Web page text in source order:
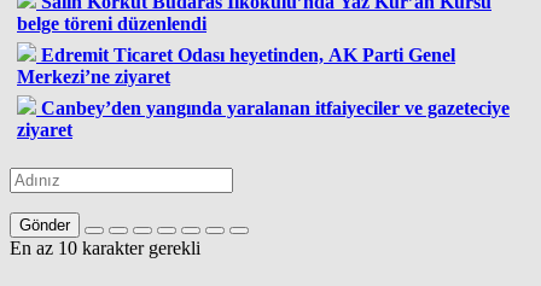
belge töreni düzenlendi
Edremit Ticaret Odası heyetinden, AK Parti Genel
Merkezi’ne ziyaret
Canbey’den yangında yaralanan itfaiyeciler ve gazeteciye
ziyaret
Gönder
En az 10 karakter gerekli